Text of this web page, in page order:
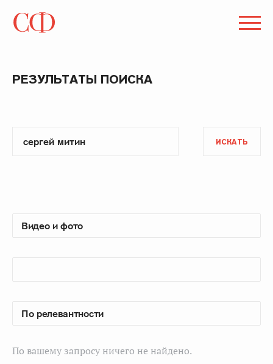
РЕЗУЛЬТАТЫ ПОИСКА
ИСКАТЬ
По вашему запросу ничего не найдено.